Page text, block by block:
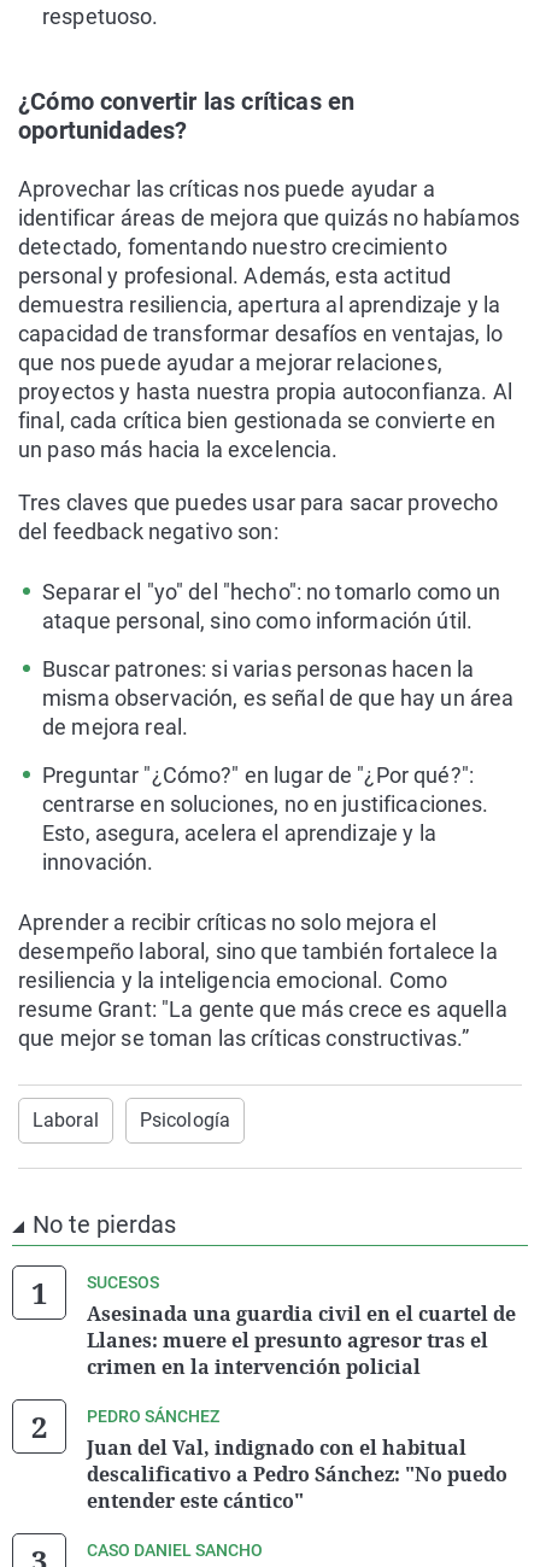
respetuoso.
¿Cómo convertir las críticas en
oportunidades?
Aprovechar las críticas nos puede ayudar a
identificar áreas de mejora que quizás no habíamos
detectado, fomentando nuestro crecimiento
personal y profesional. Además, esta actitud
demuestra resiliencia, apertura al aprendizaje y la
capacidad de transformar desafíos en ventajas, lo
que nos puede ayudar a mejorar relaciones,
proyectos y hasta nuestra propia autoconfianza. Al
final, cada crítica bien gestionada se convierte en
un paso más hacia la excelencia.
Tres claves que puedes usar para sacar provecho
del feedback negativo son:
Separar el "yo" del "hecho": no tomarlo como un
ataque personal, sino como información útil.
Buscar patrones: si varias personas hacen la
misma observación, es señal de que hay un área
de mejora real.
Preguntar "¿Cómo?" en lugar de "¿Por qué?":
centrarse en soluciones, no en justificaciones.
Esto, asegura, acelera el aprendizaje y la
innovación.
Aprender a recibir críticas no solo mejora el
desempeño laboral, sino que también fortalece la
resiliencia y la inteligencia emocional. Como
resume Grant: "La gente que más crece es aquella
que mejor se toman las críticas constructivas.”
Laboral Psicología
No te pierdas
SUCESOS
Asesinada una guardia civil en el cuartel de
Llanes: muere el presunto agresor tras el
crimen en la intervención policial
PEDRO SÁNCHEZ
Juan del Val, indignado con el habitual
descalificativo a Pedro Sánchez: "No puedo
entender este cántico"
CASO DANIEL SANCHO